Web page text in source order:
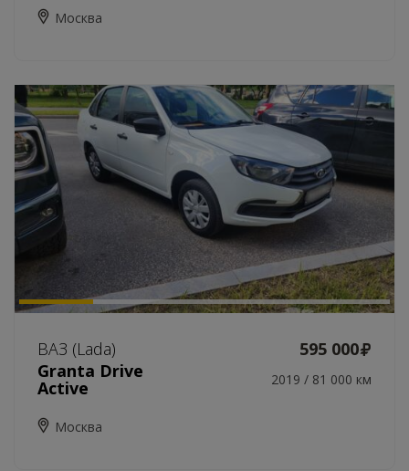
Москва
ВАЗ (Lada)
595 000
Granta Drive
Active 2019 / 81 000 км
Москва